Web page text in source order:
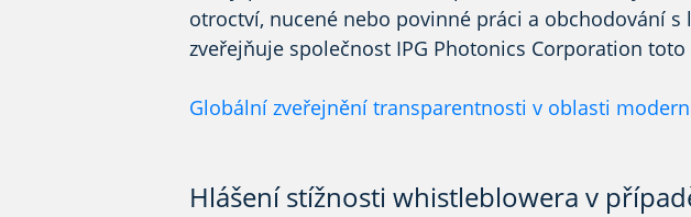
otroctví, nucené nebo povinné práci a obchodování
zveřejňuje společnost IPG Photonics Corporation toto
Globální zveřejnění transparentnosti v oblasti
Hlášení stížnosti whistleblowera v